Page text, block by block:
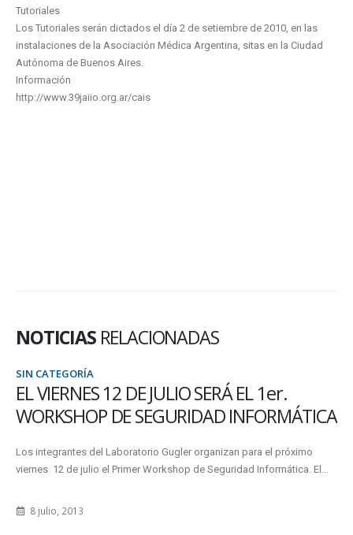
Tutoriales
Los Tutoriales serán dictados el día 2 de setiembre de 2010, en las
instalaciones de la Asociación Médica Argentina, sitas en la Ciudad
Autónoma de Buenos Aires.
Información
http://www.39jaiio.org.ar/cais
NOTICIAS RELACIONADAS
SIN CATEGORÍA
EL VIERNES 12 DE JULIO SERÁ EL 1er.
WORKSHOP DE SEGURIDAD INFORMÁTICA
Los integrantes del Laboratorio Gugler organizan para el próximo
viernes 12 de julio el Primer Workshop de Seguridad Informática. El...
8 julio, 2013